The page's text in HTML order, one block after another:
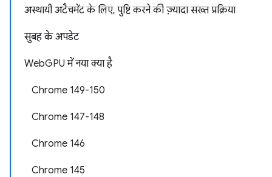
अस्थायी अटैचमेंट के लिए, पुष्टि करने की ज़्यादा सख्त प्रक्रिया
सुबह के अपडेट
WebGPU में नया क्या है
Chrome 149-150
Chrome 147-148
Chrome 146
Chrome 145